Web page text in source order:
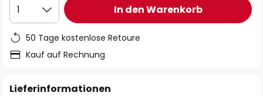
1 In den Warenkorb
50 Tage kostenlose Retoure
Kauf auf Rechnung
Lieferinformationen